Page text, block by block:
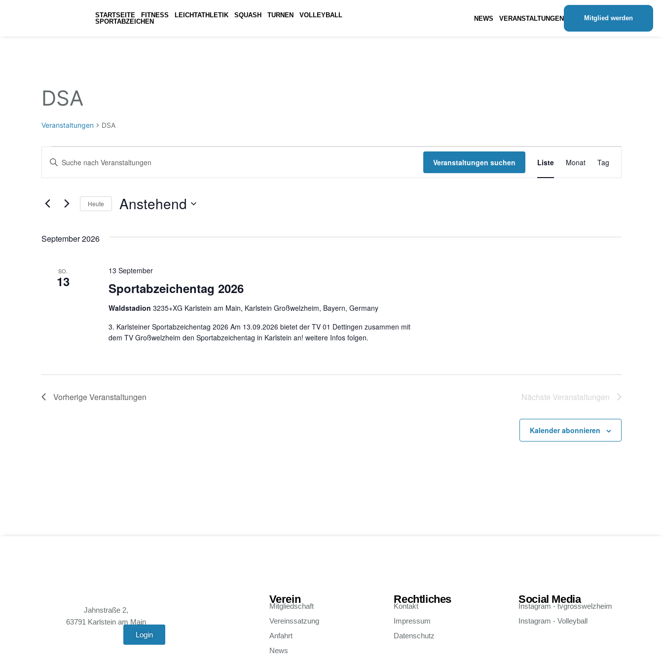
STARTSEITE FITNESS LEICHTATHLETIK SQUASH TURNEN
VOLLEYBALL
SPORTABZEICHEN
NEWS VERANSTALTUNGEN Mitglied werden
DSA
Veranstaltungen DSA
Veranstaltungen
Suche
Ansichten,
Navigation
Bitte
Schlüsselwort
Suche
Veranstaltungen
Schlüsselwort.
Veranstaltungen suchen
Ansichten-
Liste Monat Tag
Heute Anstehend
September 2026
SO.
13 Sportabzeichentag 2026
13 September
Waldstadion 3235+XG Karlstein am Main, Karlstein Großwelzheim, Bayern, Germany
3. Karlsteiner Sportabzeichentag 2026 Am 13.09.2026 bietet der TV 01 Dettingen zusammen mit
dem TV Großwelzheim den Sportabzeichentag in Karlstein an! weitere Infos folgen.
VorherigeVeranstaltungen Nächste Veranstaltungen
Kalender abonnieren
Jahnstraße 2,
63791 Karlstein am Main
Login
Verein
Mitgliedschaft
Vereinssatzung
Anfahrt
News
Rechtliches
Kontakt
Impressum
Datenschutz
Social Media
Instagram - tvgrosswelzheim
Instagram - Volleyball